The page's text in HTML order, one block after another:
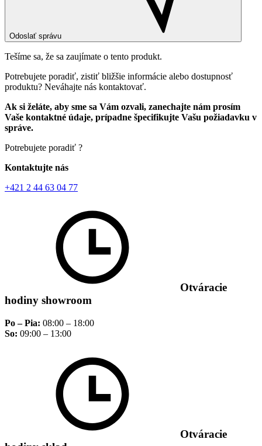
Odoslať správu
Tešíme sa, že sa zaujímate o tento produkt.
Potrebujete poradiť, zistiť bližšie informácie alebo dostupnosť
produktu? Neváhajte nás kontaktovať.
Ak si želáte, aby sme sa Vám ozvali, zanechajte nám prosím
Vaše kontaktné údaje, prípadne špecifikujte Vašu požiadavku v
správe.
Potrebujete poradiť ?
Kontaktujte nás
+421 2 44 63 04 77
Otváracie
hodiny showroom
Po – Pia: 08:00 – 18:00
So: 09:00 – 13:00
Otváracie